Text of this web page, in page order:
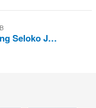
Seloko J…